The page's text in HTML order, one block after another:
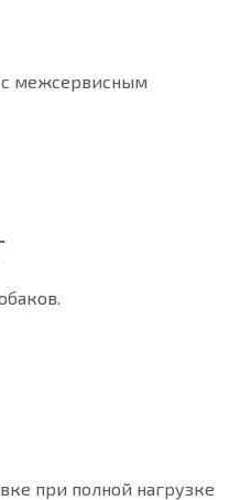
с межсервисным
при полной нагрузке